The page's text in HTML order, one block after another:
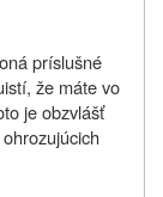
príslušné
že máte vo
je obzvlášť